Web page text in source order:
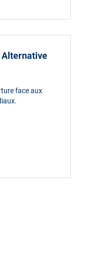
Alternative
face aux